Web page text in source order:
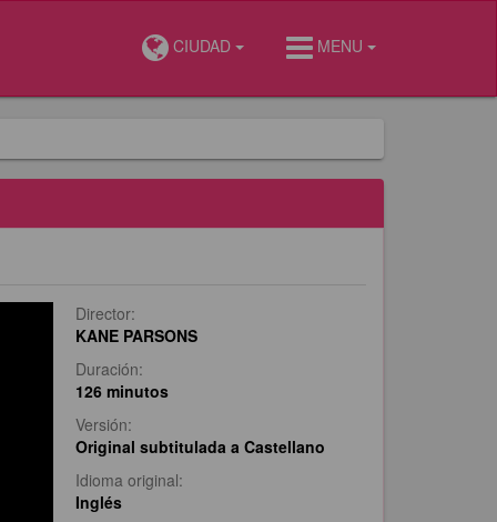
CIUDAD MENU
Director:
KANE PARSONS
Duración:
126 minutos
Versión:
Original subtitulada a Castellano
Idioma original:
Inglés